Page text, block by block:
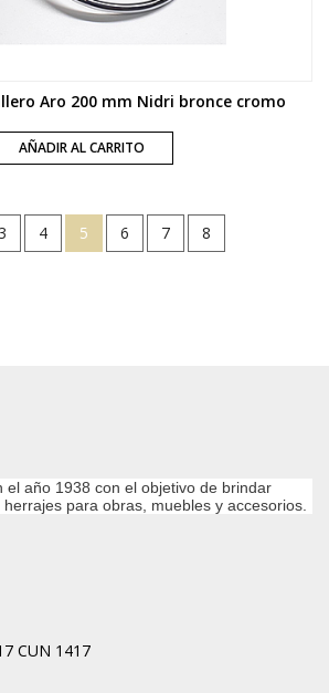
Aro 200 mm Nidri bronce cromo
AÑADIR AL CARRITO
4 5 6 7
8
el año 1938 con el objetivo de brindar
para obras, muebles y accesorios.
CUN 1417